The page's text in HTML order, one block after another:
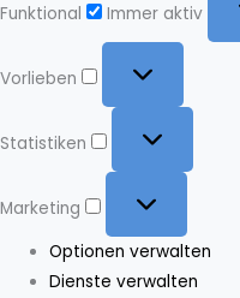
Funktional
Immer aktiv
Vorlieben
Statistiken
Marketing
Optionen verwalten
Dienste verwalten